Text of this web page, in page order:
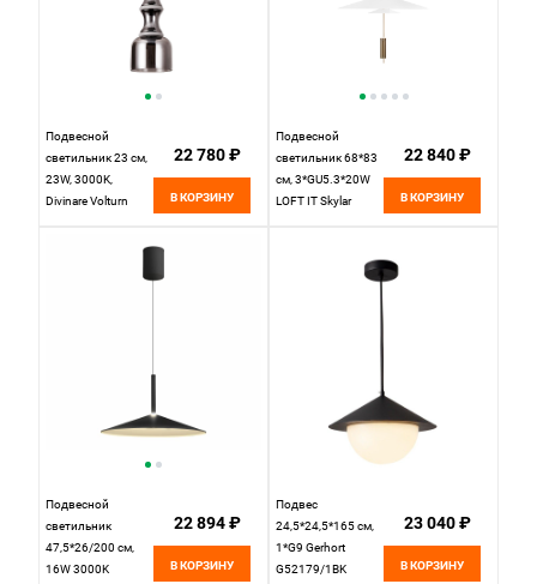
Подвесной
светильник 23 см,
23W, 3000K,
Divinare Volturn
22 780 ₽
В КОРЗИНУ
Подвесной
светильник 68*83
см, 3*GU5.3*20W
LOFT IT Skylar
22 840 ₽
В КОРЗИНУ
Подвесной
светильник
47,5*26/200 см,
16W 3000K
22 894 ₽
В КОРЗИНУ
Подвес
24,5*24,5*165 см,
1*G9 Gerhort
G52179/1BK
23 040 ₽
В КОРЗИНУ